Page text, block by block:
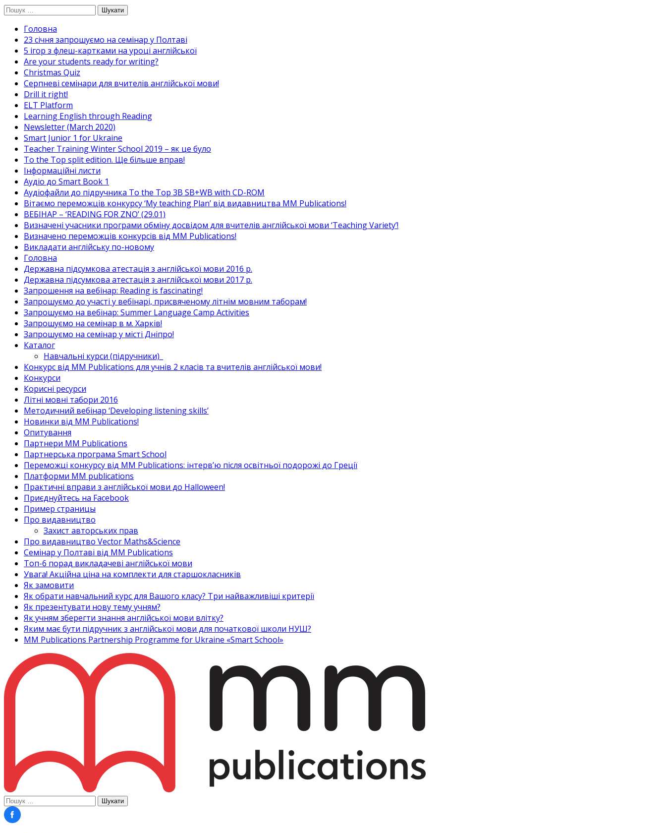
Перейти
вмісту
Пошук:
Головна
23 січня запрошуємо на семінар у Полтаві
5 ігор з флеш-картками на уроці англійської
Are your students ready for writing?
Christmas Quiz
Cерпневі семінари для вчителів англійської мови!
Drill it right!
ELT Platform
Learning English through Reading
Newsletter (March 2020)
Smart Junior 1 for Ukraine
Teacher Training Winter School 2019 – як це було
To the Top split edition. Ще більше вправ!
Інформаційні листи
Аудіо до Smart Book 1
Аудіофайли до підручника To the Top 3B SB+WB with CD-ROM
Вітаємо переможців конкурсу ‘My teaching Plan’ від видавництва MM Publications!
ВЕБІНАР – ‘READING FOR ZNO’ (29.01)
Визначені учасники програми обміну досвідом для вчителів англійської мови ‘Teaching Variety’!
Визначено переможців конкурсів від MM Publications!
Викладати англійську по-новому
Головна
Державна підсумкова атестація з англійської мови 2016 р.
Державна підсумкова атестація з англійської мови 2017 р.
Запрошення на вебінар: Reading is fascinating!
Запрошуємо до участі у вебінарі, присвяченому літнім мовним таборам!
Запрошуємо на вебінар: Summer Language Camp Activities
Запрошуємо на семінар в м. Харків!
Запрошуємо на семінар у місті Дніпро!
Каталог
Навчальні курси (підручники)_
Конкурс від MM Publications для учнів 2 класів та вчителів англійської мови!
Конкурси
Корисні ресурси
Літні мовні табори 2016
Методичний вебінар ‘Developing listening skills’
Новинки від MM Publications!
Опитування
Партнери MM Publications
Партнерська програма Smart School
Переможці конкурсу від MM Publications: інтерв’ю після освітньої подорожі до Греції
Платформи MM publications
Практичні вправи з англійської мови до Halloween!
Приєднуйтесь на Facebook
Пример страницы
Про видавництво
Захист авторських прав
Про видавництво Vector Maths&Science
Семінар у Полтаві від MM Publications
Топ-6 порад викладачеві англійської мови
Увага! Акційна ціна на комплекти для старшокласників
Як замовити
Як обрати навчальний курс для Вашого класу? Три найважливіші критерії
Як презентувати нову тему учням?
Як учням зберегти знання англійської мови влітку?
Яким має бути підручник з англійської мови для початкової школи НУШ?
MM Publications Partnership Programme for Ukraine «Smart School»
Пошук: